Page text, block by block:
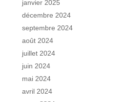
janvier 2025
décembre 2024
septembre 2024
août 2024
juillet 2024
juin 2024
mai 2024
avril 2024